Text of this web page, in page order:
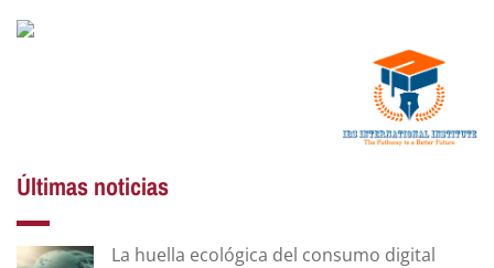
Últimas noticias
La huella ecológica del consumo digital